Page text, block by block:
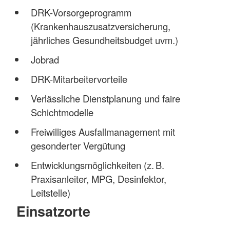
DRK-Vorsorgeprogramm
(Krankenhauszusatzversicherung,
jährliches Gesundheitsbudget uvm.)
Jobrad
DRK-Mitarbeitervorteile
Verlässliche Dienstplanung und faire
Schichtmodelle
Freiwilliges Ausfallmanagement mit
gesonderter Vergütung
Entwicklungsmöglichkeiten (z. B.
Praxisanleiter, MPG, Desinfektor,
Leitstelle)
Einsatzorte